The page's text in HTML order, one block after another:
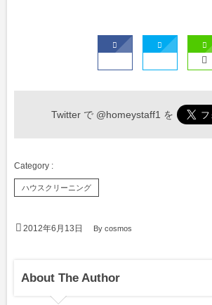
Twitter で @homeystaff1 を
ハウスクリーニング
2012年6月13日 Bycosmos
About The Author